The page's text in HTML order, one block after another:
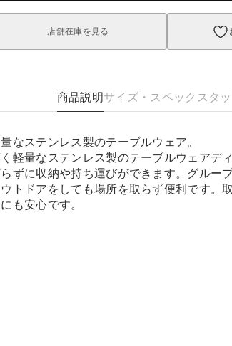
店舗在庫を見る
商品説明サイズ・スペック スタ
なステンレス製のテーブルウェア。
軽量なステンレス製のテーブルウェアデ
ずに収納や持ち運びができます。グルー
トドアをしても場所を取らず便利です。
も安心です。